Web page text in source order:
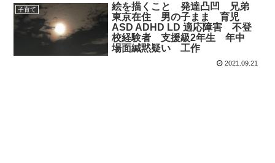
子育て
絵を描くこと 発達凸凹 兄弟
東京在住 男の子まま 育児
ASD ADHD LD 適応障害 不登
校経験者 支援級2年生 年中
場面緘黙疑い 工作
2021.09.21